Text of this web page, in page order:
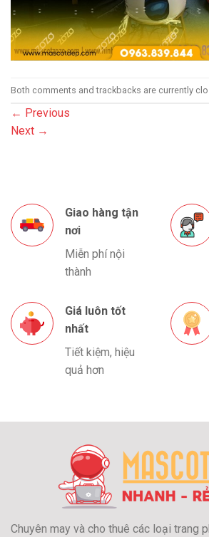
Both comments and trackbacks are currently
← Previous
Next →
Giao hàng tận
nơi
Miễn phí nội
thành
Giá luôn tốt
nhất
Tiết kiệm, hiệu
quả hơn
Chuyên may và cho thuê các loại trang